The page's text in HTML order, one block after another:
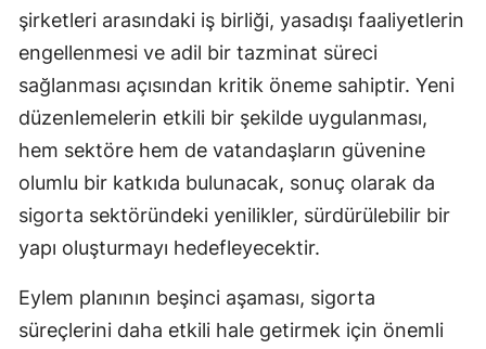
Sivas
Tekirdağ
Trabzon
Tunceli
Van
şirketleri arasındaki iş birliği, yasadışı faaliyetlerin
engellenmesi ve adil bir tazminat süreci
sağlanması açısından kritik öneme sahiptir. Yeni
düzenlemelerin etkili bir şekilde uygulanması,
hem sektöre hem de vatandaşların güvenine
olumlu bir katkıda bulunacak, sonuç olarak da
sigorta sektöründeki yenilikler, sürdürülebilir bir
yapı oluşturmayı hedefleyecektir.
Eylem planının beşinci aşaması, sigorta
süreçlerini daha etkili hale getirmek için önemli